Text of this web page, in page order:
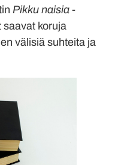
Pikku naisia -
koruja
välisiä suhteita ja